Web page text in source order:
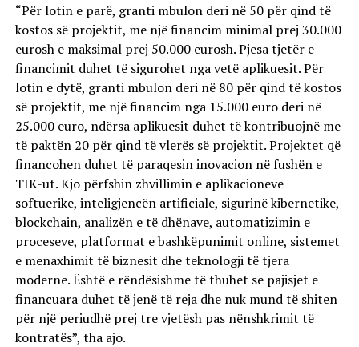
“Për lotin e parë, granti mbulon deri në 50 për qind të
kostos së projektit, me një financim minimal prej 30.000
eurosh e maksimal prej 50.000 eurosh. Pjesa tjetër e
financimit duhet të sigurohet nga vetë aplikuesit. Për
lotin e dytë, granti mbulon deri në 80 për qind të kostos
së projektit, me një financim nga 15.000 euro deri në
25.000 euro, ndërsa aplikuesit duhet të kontribuojnë me
të paktën 20 për qind të vlerës së projektit. Projektet që
financohen duhet të paraqesin inovacion në fushën e
TIK-ut. Kjo përfshin zhvillimin e aplikacioneve
softuerike, inteligjencën artificiale, sigurinë kibernetike,
blockchain, analizën e të dhënave, automatizimin e
proceseve, platformat e bashkëpunimit online, sistemet
e menaxhimit të biznesit dhe teknologji të tjera
moderne. Është e rëndësishme të thuhet se pajisjet e
financuara duhet të jenë të reja dhe nuk mund të shiten
për një periudhë prej tre vjetësh pas nënshkrimit të
kontratës”, tha ajo.